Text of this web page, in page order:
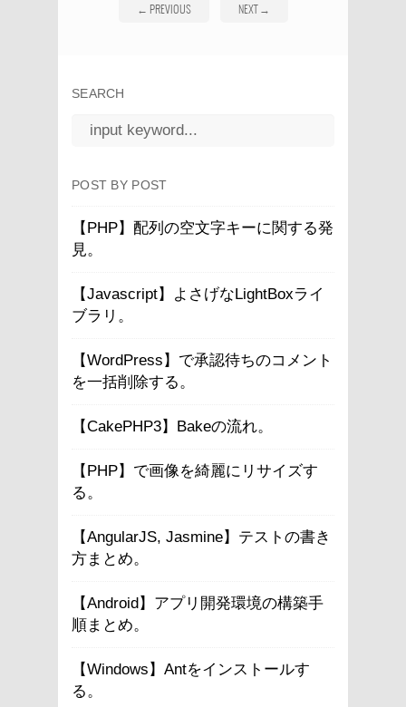
← PREVIOUS NEXT→
SEARCH
POST BY POST
【PHP】配列の空文字キーに関する発
見。
【Javascript】よさげなLightBoxライ
ブラリ。
【WordPress】で承認待ちのコメント
を一括削除する。
【CakePHP3】Bakeの流れ。
【PHP】で画像を綺麗にリサイズす
る。
【AngularJS, Jasmine】テストの書き
方まとめ。
【Android】アプリ開発環境の構築手
順まとめ。
【Windows】Antをインストールす
る。